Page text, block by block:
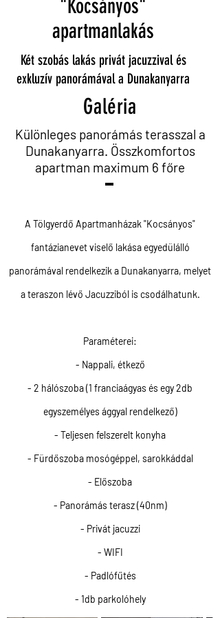
"Kocsányos"
apartmanlakás
Két szobás lakás privát jacuzzival és
exkluzív panorámával a Dunakanyarra
Galéria
Különleges panorámás terasszal a
Dunakanyarra. Összkomfortos
apartman maximum 6 főre
A Tölgyerdő Apartmanházak "Kocsányos"
fantázianevet viselő lakása egyedülálló
panorámával rendelkezik a Dunakanyarra, melyet
a teraszon lévő Jacuzziból is csodálhatunk.
Paraméterei:
- Nappali, étkező
- 2 hálószoba (1 franciaágyas és egy 2db
egyszemélyes ággyal rendelkező)
- Teljesen felszerelt konyha
- Fürdőszoba mosógéppel, sarokkáddal
- Előszoba
- Panorámás terasz (40nm)
- Privát jacuzzi
- WIFI
- Padlófűtés
- 1db parkolóhely